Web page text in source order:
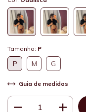
Tamanho: P
P M G
Guia de medidas